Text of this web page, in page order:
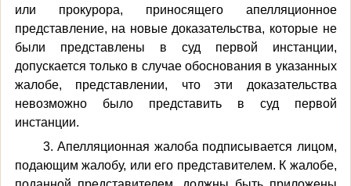
или прокурора, приносящего апелляционное
представление, на новые доказательства, которые не
были представлены в суд первой инстанции,
допускается только в случае обоснования в указанных
жалобе, представлении, что эти доказательства
невозможно было представить в суд первой
инстанции.
3. Апелляционная жалоба подписывается лицом,
подающим жалобу, или его представителем. К жалобе,